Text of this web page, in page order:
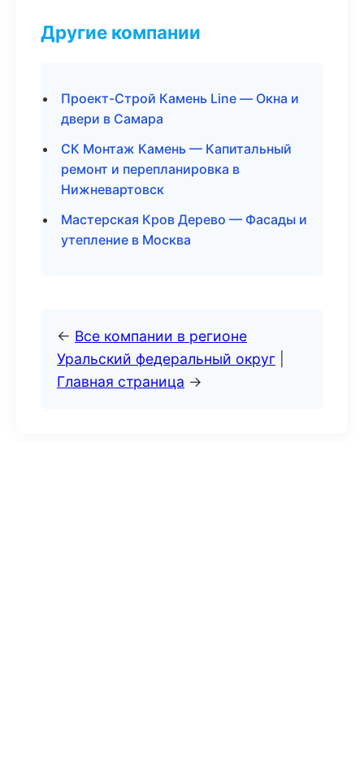
Другие компании
Проект-Строй Камень Line — Окна и
двери в Самара
СК Монтаж Камень — Капитальный
ремонт и перепланировка в
Нижневартовск
Мастерская Кров Дерево — Фасады и
утепление в Москва
← Все компании в регионе
Уральский федеральный округ
Главная страница →